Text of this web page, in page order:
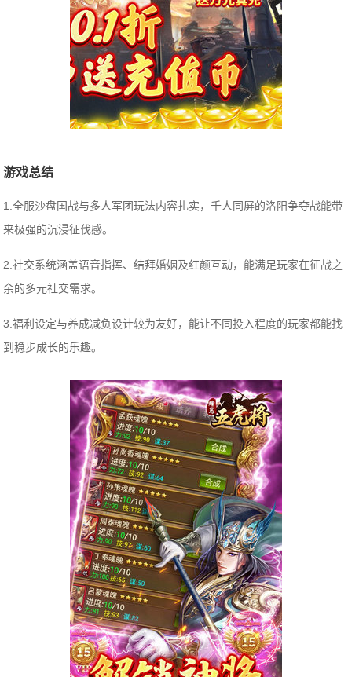
游戏总结
1.全服沙盘国战与多人军团玩法内容扎实，千人同屏的洛阳争夺战能带
来极强的沉浸征伐感。
2.社交系统涵盖语音指挥、结拜婚姻及红颜互动，能满足玩家在征战之
余的多元社交需求。
3.福利设定与养成减负设计较为友好，能让不同投入程度的玩家都能找
到稳步成长的乐趣。